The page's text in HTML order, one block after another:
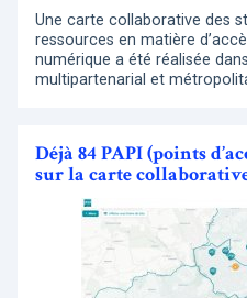
Une carte collaborative des
ressources en matière
numérique a été réalisée
multipartenarial et
Déjà 84 PAPI (points
sur la carte